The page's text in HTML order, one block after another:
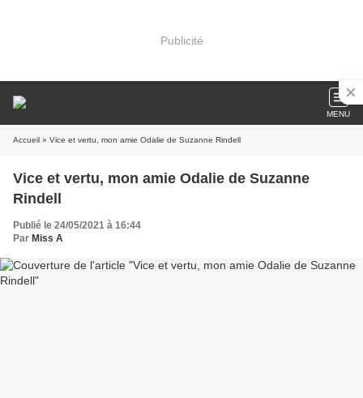
Publicité
MENU
Accueil » Vice et vertu, mon amie Odalie de Suzanne Rindell
Vice et vertu, mon amie Odalie de Suzanne
Rindell
Publié le 24/05/2021 à 16:44
Par Miss A